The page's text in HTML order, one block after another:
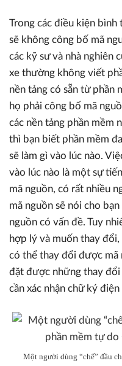
Trong các điều kiện bình
sẽ không công bố mã
các kỹ sư và nhà nghiên
xe thường không viết
nền tảng có sẵn từ phần
họ phải công bố mã
các nền tảng phần mềm
thì bạn biết phần mềm
sẽ làm gì vào lúc nào.
vào lúc nào là một sự
mã nguồn, có rất nhiều
mã nguồn sẽ nói cho
nguồn có vấn đề. Tuy
hợp lý và muốn thay
có thể thay đổi được mã
đặt được những thay đổi
cần xác nhận chữ ký
Một người dùng “chế” đầu